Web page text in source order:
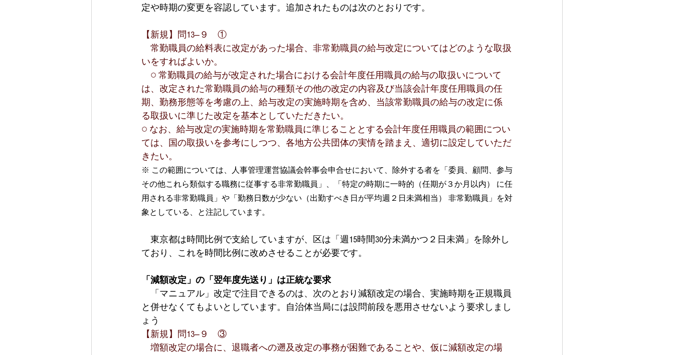
定や時期の変更を容認しています。追加されたものは次のとおりです。
【新規】問13―９　①
常勤職員の給料表に改定があった場合、非常勤職員の給与改定についてはどのような取扱
いをすればよいか。
○ 常勤職員の給与が改定された場合における会計年度任用職員の給与の取扱いについて
は、改定された常勤職員の給与の種類その他の改定の内容及び当該会計年度任用職員の任
期、勤務形態等を考慮の上、給与改定の実施時期を含め、当該常勤職員の給与の改定に係
る取扱いに準じた改定を基本としていただきたい。
○ なお、給与改定の実施時期を常勤職員に準じることとする会計年度任用職員の範囲につい
ては、国の取扱いを参考にしつつ、各地方公共団体の実情を踏まえ、適切に設定していただ
きたい。
※ この範囲については、人事管理運営協議会幹事会申合せにおいて、除外する者を「委員、顧問、参与
その他これら類似する職務に従事する非常勤職員」、「特定の時期に一時的（任期が３か月以内） に任
用される非常勤職員」や「勤務日数が少ない（出勤すべき日が平均週２日未満相当） 非常勤職員」を対
象としている、と注記しています。
東京都は時間比例で支給していますが、区は「週15時間30分未満かつ２日未満」を除外し
ており、これを時間比例に改めさせることが必要です。
「減額改定」の「翌年度先送り」は正統な要求
「マニュアル」改定で注目できるのは、次のとおり減額改定の場合、実施時期を正規職員
と併せなくてもよいとしています。自治体当局には設問前段を悪用させないよう要求しまし
ょう
【新規】問13―９　③
増額改定の場合に、退職者への遡及改定の事務が困難であることや、仮に減額改定の場